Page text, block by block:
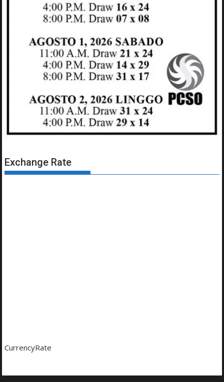
Exchange Rate
CurrencyRate